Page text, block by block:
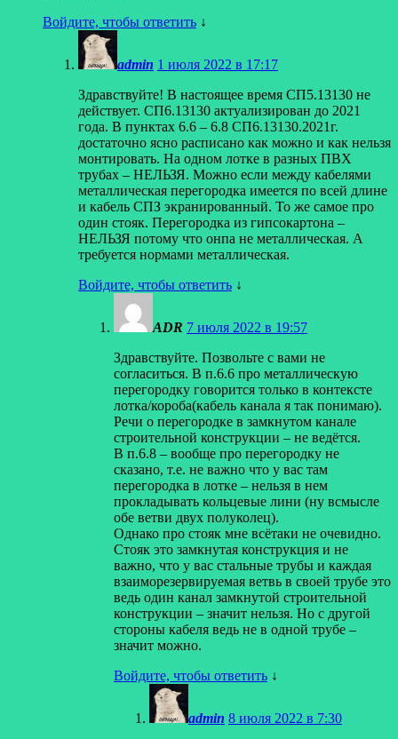
Войдите, чтобы ответить ↓
admin 1 июля 2022 в 17:17
Здравствуйте! В настоящее время СП5.13130 не
действует. СП6.13130 актуализирован до 2021
года. В пунктах 6.6 – 6.8 СП6.13130.2021г.
достаточно ясно расписано как можно и как нельзя
монтировать. На одном лотке в разных ПВХ
трубах – НЕЛЬЗЯ. Можно если между кабелями
металлическая перегородка имеется по всей длине
и кабель СПЗ экранированный. То же самое про
один стояк. Перегородка из гипсокартона –
НЕЛЬЗЯ потому что онпа не металлическая. А
требуется нормами металлическая.
Войдите, чтобы ответить ↓
ADR 7 июля 2022 в 19:57
Здравствуйте. Позвольте с вами не
согласиться. В п.6.6 про металлическую
перегородку говорится только в контексте
лотка/короба(кабель канала я так понимаю).
Речи о перегородке в замкнутом канале
строительной конструкции – не ведётся.
В п.6.8 – вообще про перегородку не
сказано, т.е. не важно что у вас там
перегородка в лотке – нельзя в нем
прокладывать кольцевые лини (ну всмысле
обе ветви двух полуколец).
Однако про стояк мне всётаки не очевидно.
Стояк это замкнутая конструкция и не
важно, что у вас стальные трубы и каждая
взаиморезервируемая ветвь в своей трубе это
ведь один канал замкнутой строительной
конструкции – значит нельзя. Но с другой
стороны кабеля ведь не в одной трубе –
значит можно.
Войдите, чтобы ответить ↓
admin 8 июля 2022 в 7:30